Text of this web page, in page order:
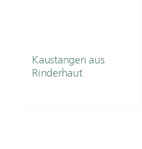
Kaustangen aus
Rinderhaut